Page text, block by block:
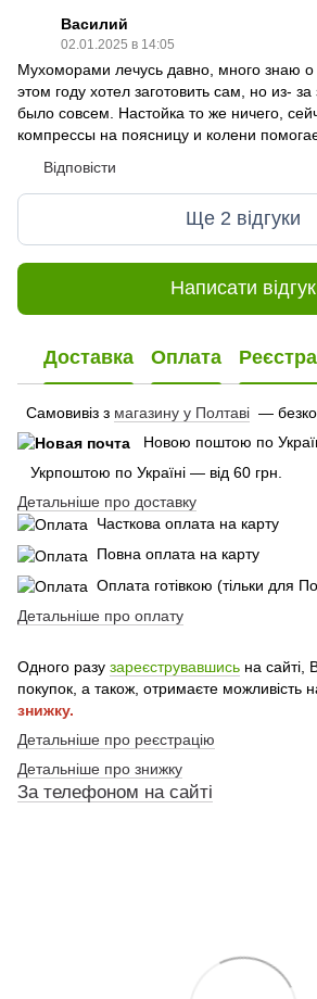
Василий
02.01.2025 в 14:05
Мухоморами лечусь давно, много знаю о
этом году хотел заготовить сам, но из-
было совсем. Настойка то же ничего,
компрессы на поясницу и колени
Відповісти
Ще 2 відгуки
Написати відгук
Доставка Оплата
Самовивіз з магазину у Полтаві —
Новою поштою по
Укрпоштою по Україні — від 60 грн.
Детальніше про доставку
Часткова оплата на карту
Повна оплата на карту
Оплата готівкою (тільки для
Детальніше про оплату
Одного разу зареєструвавшись на сайті,
покупок, а також, отримаєте можливість
знижку.
Детальніше про реєстрацію
Детальніше про знижку
За телефоном на сайті